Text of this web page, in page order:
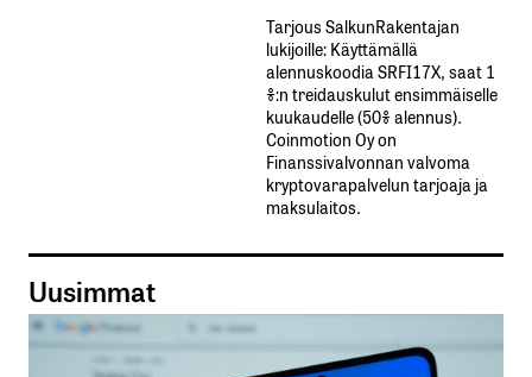
Tarjous SalkunRakentajan
lukijoille: Käyttämällä​ ​
alennuskoodia​ ​SRFI17X,​ ​saat​ ​1
%:n treidauskulut​ ​ensimmäiselle​ ​
kuukaudelle​ ​(50%​ ​alennus).
Coinmotion Oy on
Finanssivalvonnan valvoma
kryptovarapalvelun tarjoaja ja
maksulaitos.
Uusimmat